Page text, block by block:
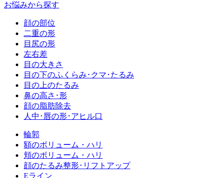
お悩みから探す
顔の部位
二重の形
目尻の形
左右差
目の大きさ
目の下のふくらみ･クマ･たるみ
目の上のたるみ
鼻の高さ･形
顔の脂肪除去
人中･唇の形･アヒル口
輪郭
額のボリューム・ハリ
頬のボリューム・ハリ
顔のたるみ整形･リフトアップ
Eライン